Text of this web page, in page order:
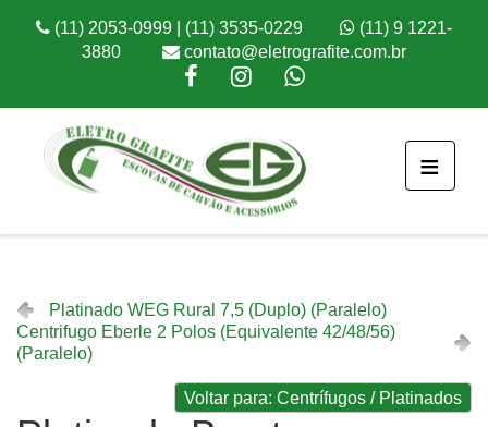
(11) 2053-0999 | (11) 3535-0229
(11) 9 1221-
3880
contato@eletrografite.com.br
≡
Platinado WEG Rural 7,5 (Duplo) (Paralelo)
Centrifugo Eberle 2 Polos (Equivalente 42/48/56)
(Paralelo)
Voltar para: Centrífugos / Platinados